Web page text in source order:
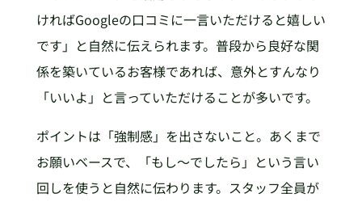
ければGoogleの口コミに一言いただけると嬉しい
です」と自然に伝えられます。普段から良好な関
係を築いているお客様であれば、意外とすんなり
「いいよ」と言っていただけることが多いです。
ポイントは「強制感」を出さないこと。あくまで
お願いベースで、「もし〜でしたら」という言い
回しを使うと自然に伝わります。スタッフ全員が